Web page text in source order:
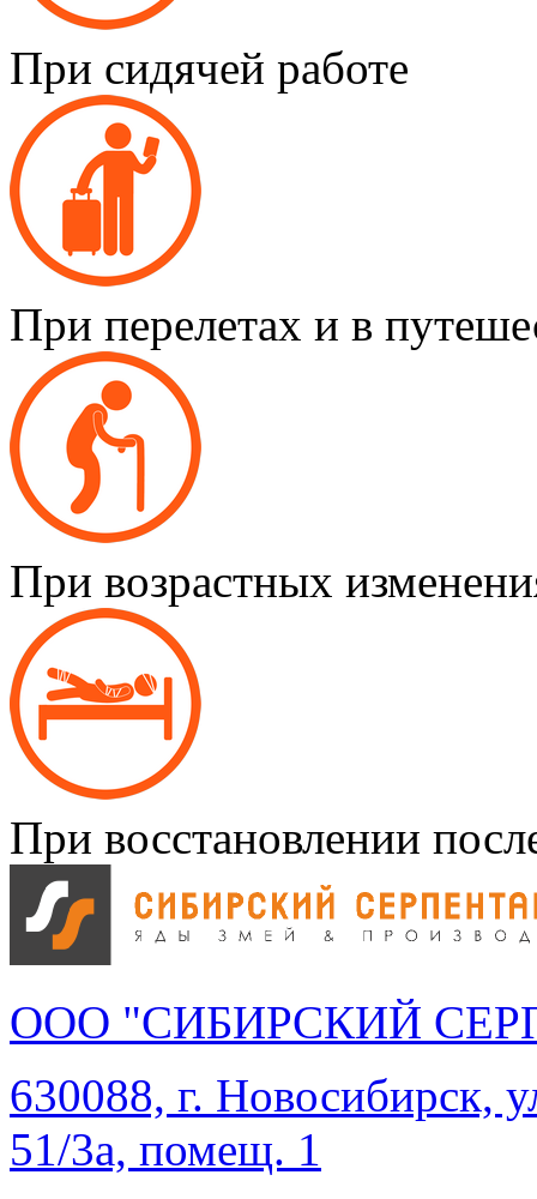
При сидячей работе
При перелетах и в
При возрастных
При восстановлении
ООО "СИБИРСКИЙ
630088, г. Новосибирск,
51/3а, помещ. 1